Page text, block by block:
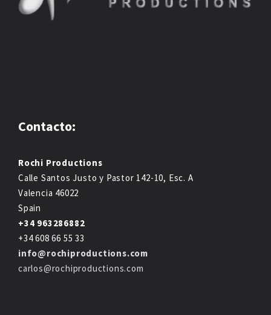
Contacto:
Rochi Productions
Calle Santos Justo y Pastor 142-10, Esc. A
Valencia 46022
Spain
+34 963286882
+34 608 66 55 33
info@rochiproductions.com
carlos@rochiproductions.com